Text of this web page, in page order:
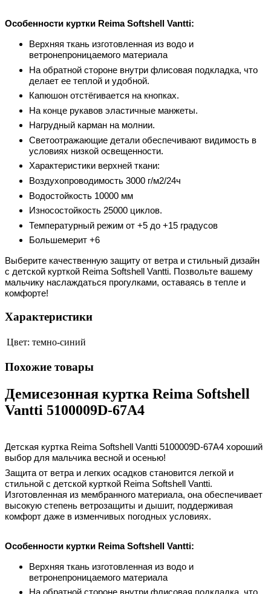
Особенности куртки Reima Softshell Vantti:
Верхняя ткань изготовленная из водо и
ветронепроницаемого материала
На обратной стороне внутри флисовая подкладка, что
делает ее теплой и удобной.
Капюшон отстёгивается на кнопках.
На конце рукавов эластичные манжеты.
Нагрудный карман на молнии.
Светоотражающие детали обеспечивают видимость в
условиях низкой освещенности.
Характеристики верхней ткани:
Воздухопроводимость 3000 г/м2/24ч
Водостойкость 10000 мм
Износостойкость 25000 циклов.
Температурный режим от +5 до +15 градусов
Большемерит +6
Выберите качественную защиту от ветра и стильный дизайн
с детской курткой Reima Softshell Vantti. Позвольте вашему
мальчику наслаждаться прогулками, оставаясь в тепле и
комфорте!
Характеристики
Цвет: темно-синий
Похожие товары
Демисезонная куртка Reima Softshell
Vantti 5100009D-67A4
Детская куртка Reima Softshell Vantti 5100009D-67A4 хороший
выбор для мальчика весной и осенью!
Защита от ветра и легких осадков становится легкой и
стильной с детской курткой Reima Softshell Vantti.
Изготовленная из мембранного материала, она обеспечивает
высокую степень ветрозащиты и дышит, поддерживая
комфорт даже в изменчивых погодных условиях.
Особенности куртки Reima Softshell Vantti:
Верхняя ткань изготовленная из водо и
ветронепроницаемого материала